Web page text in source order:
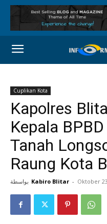
Cuplikan Kota
Kapolres
Kepala
Tanah
Raung Kota
بواسطة Kabiro Blitar - Oktober